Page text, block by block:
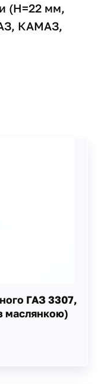
(H=22 мм,
КАМАЗ,
ГАЗ 3307,
маслянкою)